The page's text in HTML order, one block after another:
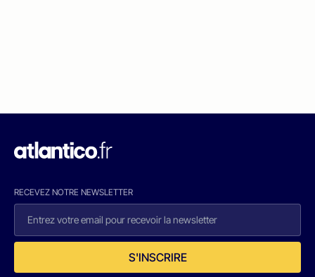
RECEVEZ NOTRE NEWSLETTER
S'INSCRIRE